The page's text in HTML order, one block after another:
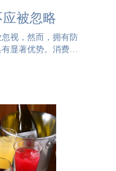
被忽略
视，然而，拥有防
显著优势。消费者
呢？对于防伪需求